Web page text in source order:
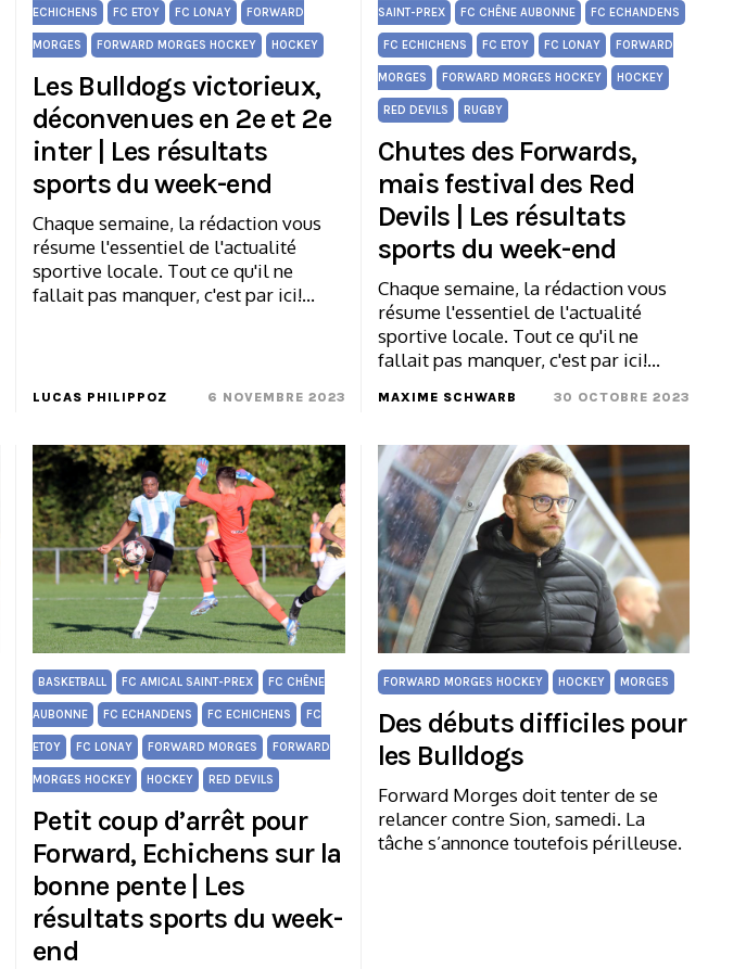
ECHICHENS FC ETOY FC LONAY FORWARD
MORGES FORWARD MORGES HOCKEY HOCKEY
Les Bulldogs victorieux,
déconvenues en 2e et 2e
inter | Les résultats
sports du week-end
Chaque semaine, la rédaction vous
résume l'essentiel de l'actualité
sportive locale. Tout ce qu'il ne
fallait pas manquer, c'est par ici!…
LUCAS PHILIPPOZ 6 NOVEMBRE 2023
SAINT-PREX FC CHÊNE AUBONNE FC ECHANDENS
FC ECHICHENS FC ETOY FC LONAY FORWARD
MORGES FORWARD MORGES HOCKEY HOCKEY
RED DEVILS RUGBY
Chutes des Forwards,
mais festival des Red
Devils | Les résultats
sports du week-end
Chaque semaine, la rédaction vous
résume l'essentiel de l'actualité
sportive locale. Tout ce qu'il ne
fallait pas manquer, c'est par ici!…
MAXIME SCHWARB 30 OCTOBRE 2023
BASKETBALL FC AMICAL SAINT-PREX FC CHÊNE
AUBONNE FC ECHANDENS FC ECHICHENS FC
ETOY FC LONAY FORWARD MORGES FORWARD
MORGES HOCKEY HOCKEY RED DEVILS
Petit coup d’arrêt pour
Forward, Echichens sur la
bonne pente | Les
résultats sports du week-
end
FORWARD MORGES HOCKEY HOCKEY MORGES
Des débuts difficiles pour
les Bulldogs
Forward Morges doit tenter de se
relancer contre Sion, samedi. La
tâche s’annonce toutefois périlleuse.